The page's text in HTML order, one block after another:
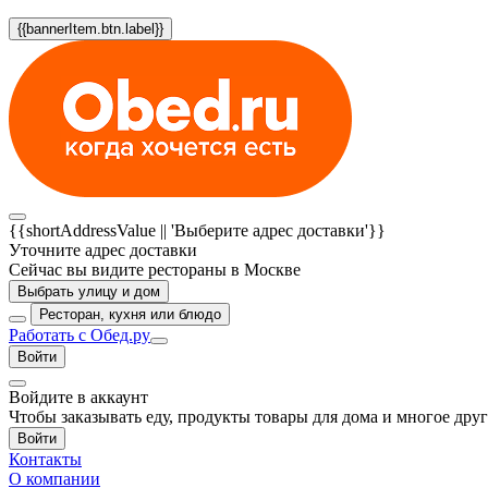
{{bannerItem.btn.label}}
{{shortAddressValue || 'Выберите адрес доставки'}}
Уточните адрес доставки
Сейчас вы видите рестораны в Москве
Выбрать улицу и дом
Ресторан, кухня или блюдо
Работать с Обед.ру
Войти
Войдите в аккаунт
Чтобы заказывать еду, продукты товары для дома и многое
Войти
Контакты
О компании